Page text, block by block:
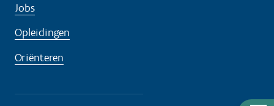
Jobs
Opleidingen
Oriënteren